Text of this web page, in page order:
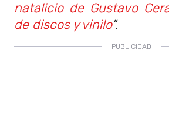
natalicio de Gustavo
de discos y vinilo“.